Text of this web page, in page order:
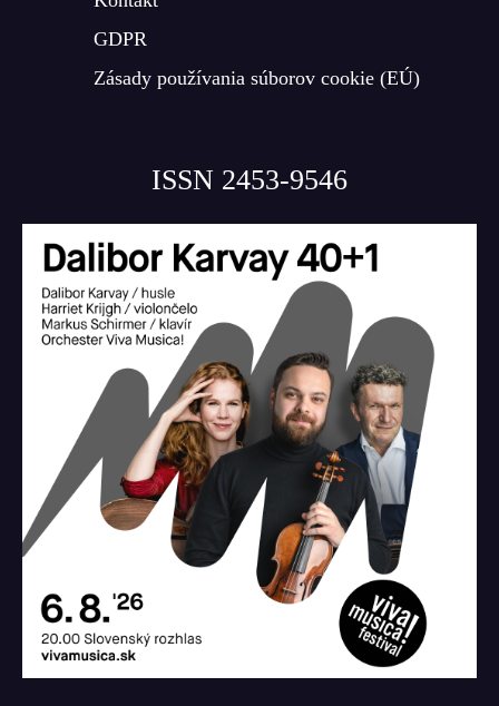
GDPR
Zásady používania súborov cookie (EÚ)
ISSN 2453-9546